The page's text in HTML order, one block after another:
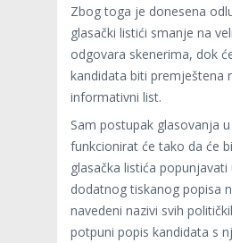
Zbog toga je donesena
glasački listići smanje na
odgovara skenerima, dok
kandidata biti premještena
informativni list.
Sam postupak glasovanja
funkcionirat će tako da će
glasačka listića
dodatnog tiskanog popisa
navedeni nazivi svih
potpuni popis kandidata s